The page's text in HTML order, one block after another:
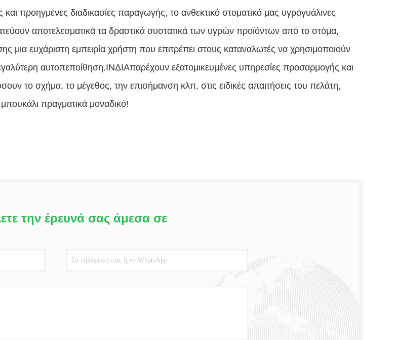
και προηγμένες διαδικασίες παραγωγής, το ανθεκτικό στοματικό μας υγρόγυάλινες
αποτελεσματικά τα δραστικά συστατικά των υγρών προϊόντων από το στόμα,
μια ευχάριστη εμπειρία χρήστη που επιτρέπει στους καταναλωτές να χρησιμοποιούν
αυτοπεποίθηση.ΙΝΔΙΑπαρέχουν εξατομικευμένες υπηρεσίες προσαρμογής και
το σχήμα, το μέγεθος, την επισήμανση κλπ. στις ειδικές απαιτήσεις του πελάτη,
πραγματικά μοναδικό!
την έρευνά σας άμεσα σε